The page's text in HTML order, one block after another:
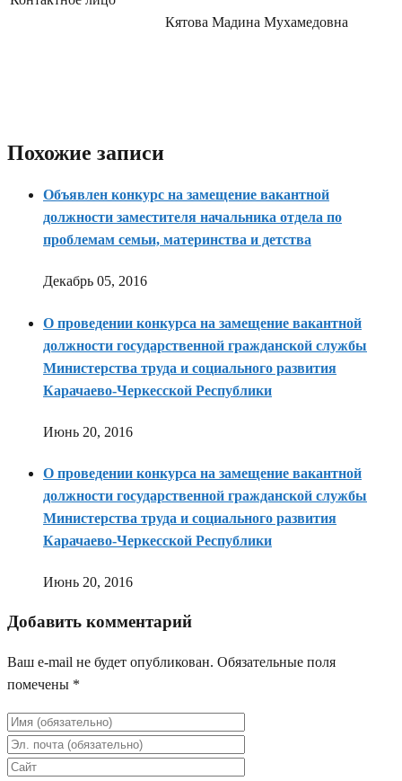
Кятова Мадина Мухамедовна
Похожие записи
Объявлен конкурс на замещение вакантной
должности заместителя начальника отдела по
проблемам семьи, материнства и детства
Декабрь 05, 2016
О проведении конкурса на замещение вакантной
должности государственной гражданской службы
Министерства труда и социального развития
Карачаево-Черкесской Республики
Июнь 20, 2016
О проведении конкурса на замещение вакантной
должности государственной гражданской службы
Министерства труда и социального развития
Карачаево-Черкесской Республики
Июнь 20, 2016
Добавить комментарий
Ваш e-mail не будет опубликован. Обязательные поля
помечены *